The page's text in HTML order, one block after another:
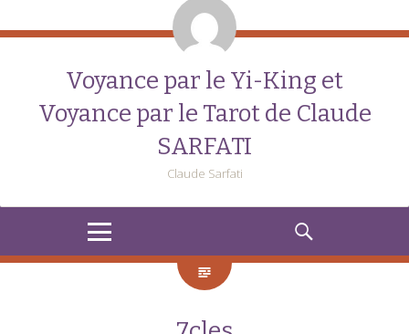
Voyance par le Yi-King et
Voyance par le Tarot de Claude
SARFATI
Claude Sarfati
RECHERCHE